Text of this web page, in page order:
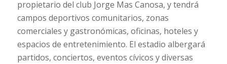
propietario del club Jorge Mas Canosa, y tendrá
campos deportivos comunitarios, zonas
comerciales y gastronómicas, oficinas, hoteles y
espacios de entretenimiento. El estadio albergará
partidos, conciertos, eventos cívicos y diversas